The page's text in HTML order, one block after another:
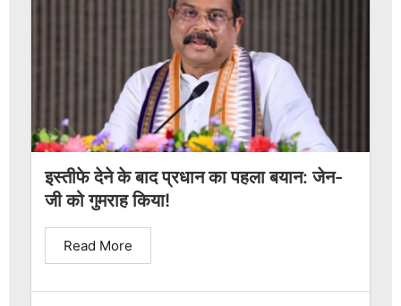
इस्तीफे देने के बाद प्रधान का पहला बयान: जेन-
जी को गुमराह किया!
Read More